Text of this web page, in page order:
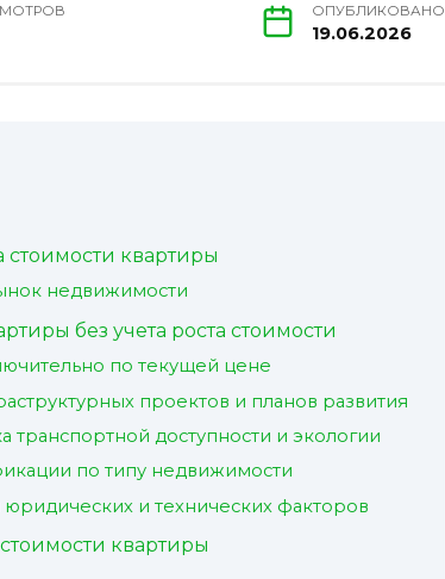
ОПУБЛИКОВАНО
19.06.2026
стоимости квартиры
недвижимости
без учета роста стоимости
по текущей цене
проектов и планов развития
транспортной доступности и экологии
по типу недвижимости
и технических факторов
квартиры